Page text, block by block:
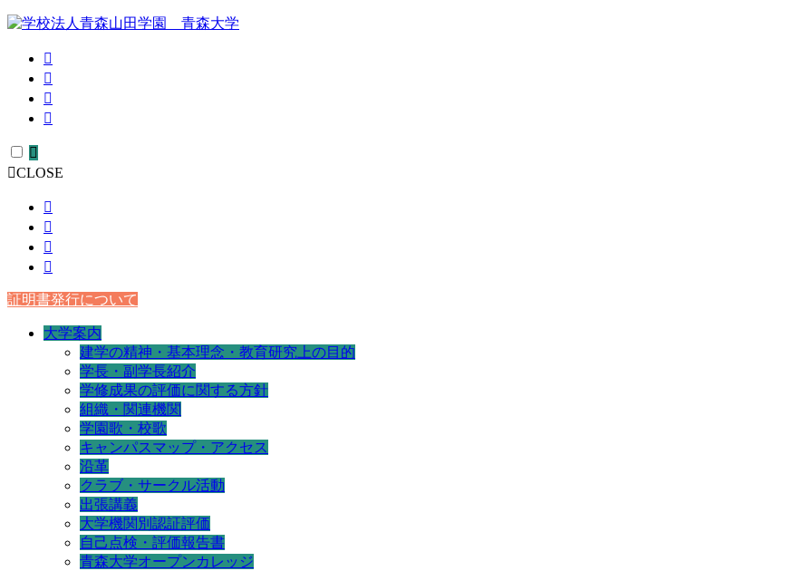
CLOSE
証明書発行について
大学案内
建学の精神・基本理念・教育研究上の目的
学長・副学長紹介
学修成果の評価に関する方針
組織・関連機関
学園歌・校歌
キャンパスマップ・アクセス
沿革
クラブ・サークル活動
出張講義
大学機関別認証評価
自己点検・評価報告書
青森大学オープンカレッジ